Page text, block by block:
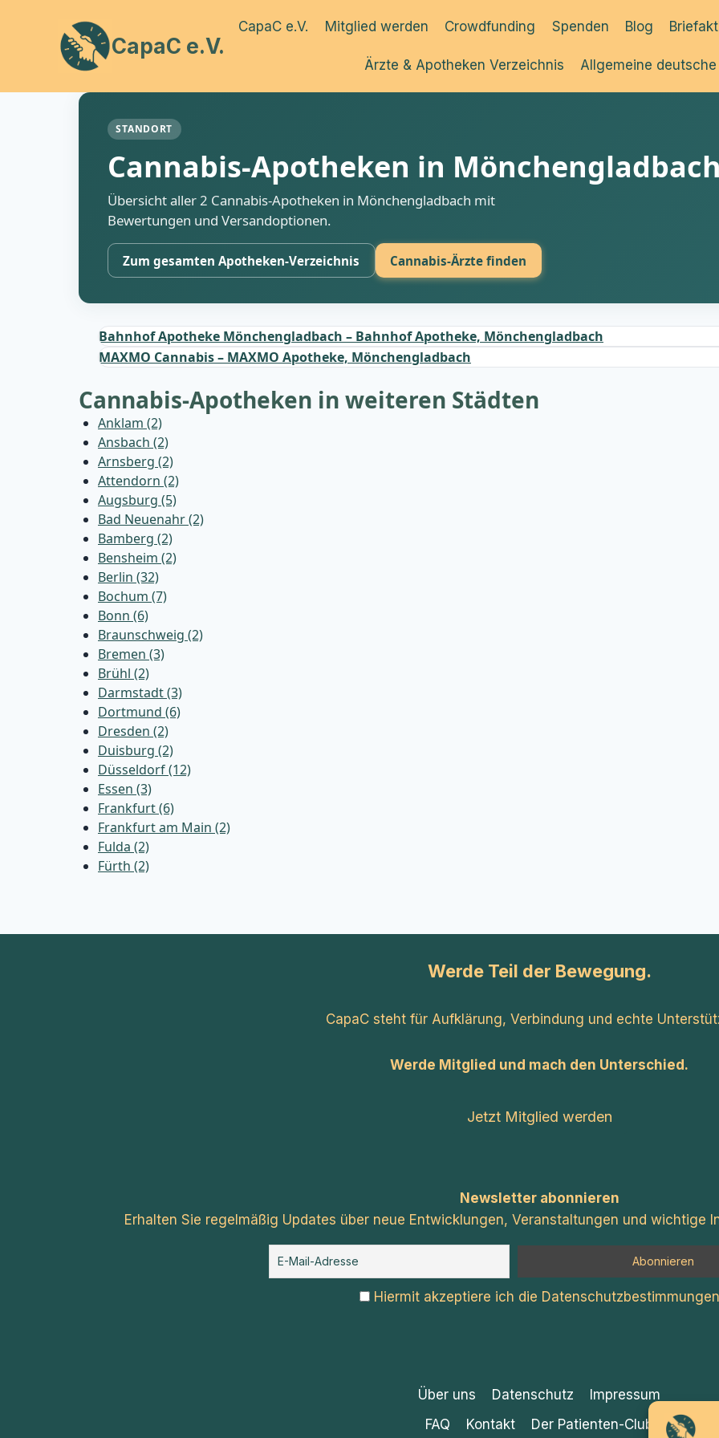
CapaC e.V.
CapaC e.V. Mitglied werden Crowdfunding Spenden Blog
Ärzte & Apotheken Verzeichnis Allgemeine
STANDORT
Cannabis-Apotheken in Mönchengladbach
Übersicht aller 2 Cannabis-Apotheken in Mönchengladbach mit
Bewertungen und Versandoptionen.
Zum gesamten Apotheken-Verzeichnis Cannabis-Ärzte finden
Bahnhof Apotheke Mönchengladbach – Bahnhof Apotheke, Mönchengladbach
MAXMO Cannabis – MAXMO Apotheke, Mönchengladbach
Cannabis-Apotheken in weiteren Städten
Anklam (2)
Ansbach (2)
Arnsberg (2)
Attendorn (2)
Augsburg (5)
Bad Neuenahr (2)
Bamberg (2)
Bensheim (2)
Berlin (32)
Bochum (7)
Bonn (6)
Braunschweig (2)
Bremen (3)
Brühl (2)
Darmstadt (3)
Dortmund (6)
Dresden (2)
Duisburg (2)
Düsseldorf (12)
Essen (3)
Frankfurt (6)
Frankfurt am Main (2)
Fulda (2)
Fürth (2)
Werde Teil der Bewegung.
CapaC steht für Aufklärung, Verbindung und echte
Werde Mitglied und mach den Unterschied.
Jetzt Mitglied werden
Newsletter abonnieren
Erhalten Sie regelmäßig Updates über neue Entwicklungen, Veranstaltungen und wichtige
Hiermit akzeptiere ich die Datenschutzbestimmungen
Über uns Datenschutz
Impressum
FAQ
Kontakt Der Patienten-Club